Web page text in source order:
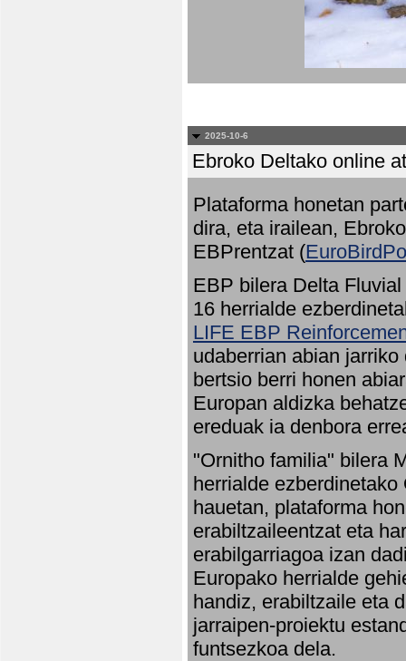
2025-10-6
Ebroko Deltako online
Plataforma honetan
dira, eta irailean,
EBPrentzat (
EBP bilera Delta
16 herrialde
LIFE EBP
udaberrian abian
bertsio berri honen
Europan aldizka
ereduak ia denbora
"Ornitho familia" bilera
herrialde
hauetan, plataforma
erabiltzaileentzat eta
erabilgarriagoa izan
Europako herrialde
handiz, erabiltzaile eta
jarraipen-proiektu
funtsezkoa dela.